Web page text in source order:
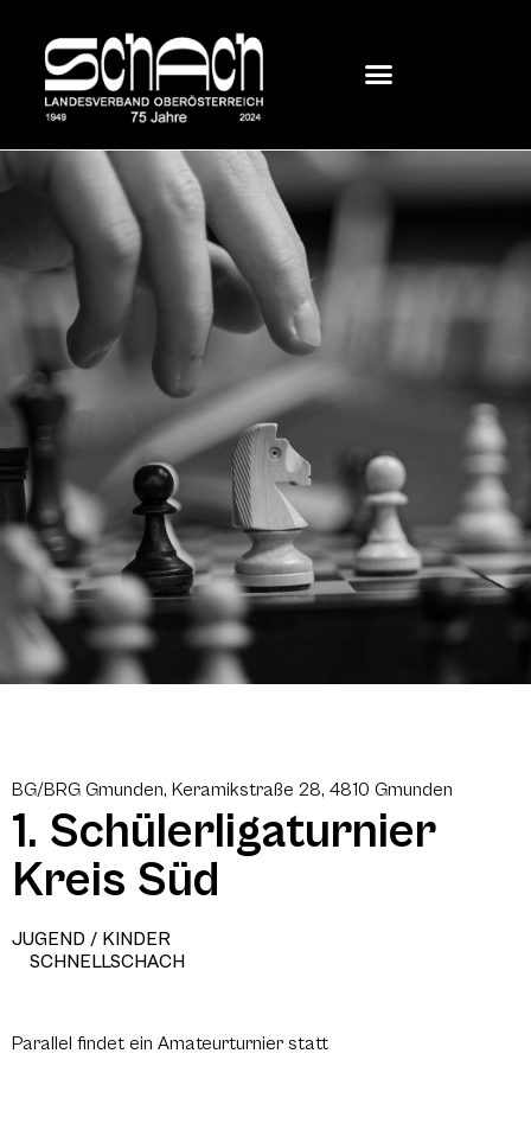
BG/BRG Gmunden, Keramikstraße 28, 4810 Gmunden
1. Schülerligaturnier
Kreis Süd
JUGEND / KINDER
SCHNELLSCHACH
Parallel findet ein Amateurturnier statt